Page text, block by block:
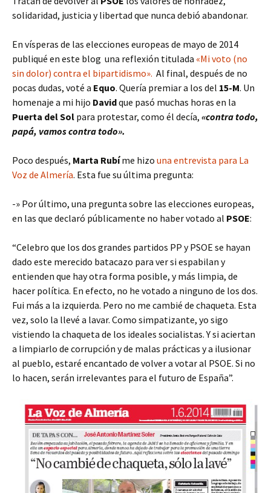
solidaridad, justicia y libertad que nunca debió abandonar.
En vísperas de las elecciones europeas de mayo de 2014
publiqué en este blog una reflexión titulada «Mi voto (no
sin dolor) contra el bipartidismo». Al final, después de no
pocas dudas, voté a Equo. Quería premiar a los del 15-M. Un
homenaje a mi hijo Davidque pasó muchas horas en la
Puerta del Sol para protestar, como él decía, «contra todo,
papá, vamos contra todo».
Poco después, Marta Rubíme hizo una entrevista para La
Voz de Almería. Esta fue su última pregunta:
-» Por último, una pregunta sobre las elecciones europeas,
en las que declaró públicamente no haber votado al PSOE:
“Celebro que los dos grandes partidos PP y PSOE se hayan
dado este merecido batacazo para ver si espabilan y
entienden que hay otra forma posible, y más limpia, de
hacer política. En efecto, no he votado a ninguno de los dos.
Fui más a la izquierda. Pero no me cambié de chaqueta. Esta
vez, solo la llevé a lavar. Como simpatizante, yo sigo
vistiendo la chaqueta de los ideales socialistas. Y si aciertan
a limpiarlo de corrupción y de malas prácticas y a ilusionar
al pueblo, estaré encantado de volver a votar al PSOE. Si no
lo hacen, serán irrelevantes para el futuro de España”.